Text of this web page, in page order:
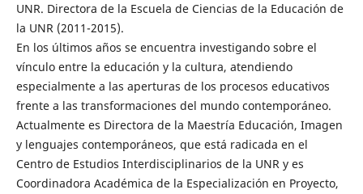
UNR. Directora de la Escuela de Ciencias de la Educación de
la UNR (2011-2015).
En los últimos años se encuentra investigando sobre el
vínculo entre la educación y la cultura, atendiendo
especialmente a las aperturas de los procesos educativos
frente a las transformaciones del mundo contemporáneo.
Actualmente es Directora de la Maestría Educación, Imagen
y lenguajes contemporáneos, que está radicada en el
Centro de Estudios Interdisciplinarios de la UNR y es
Coordinadora Académica de la Especialización en Proyecto,